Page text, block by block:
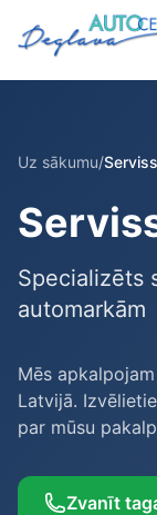
Uz sākumu/
Specializēts
automarkām
Mēs
Latvijā.
par mūsu
Zvanīt